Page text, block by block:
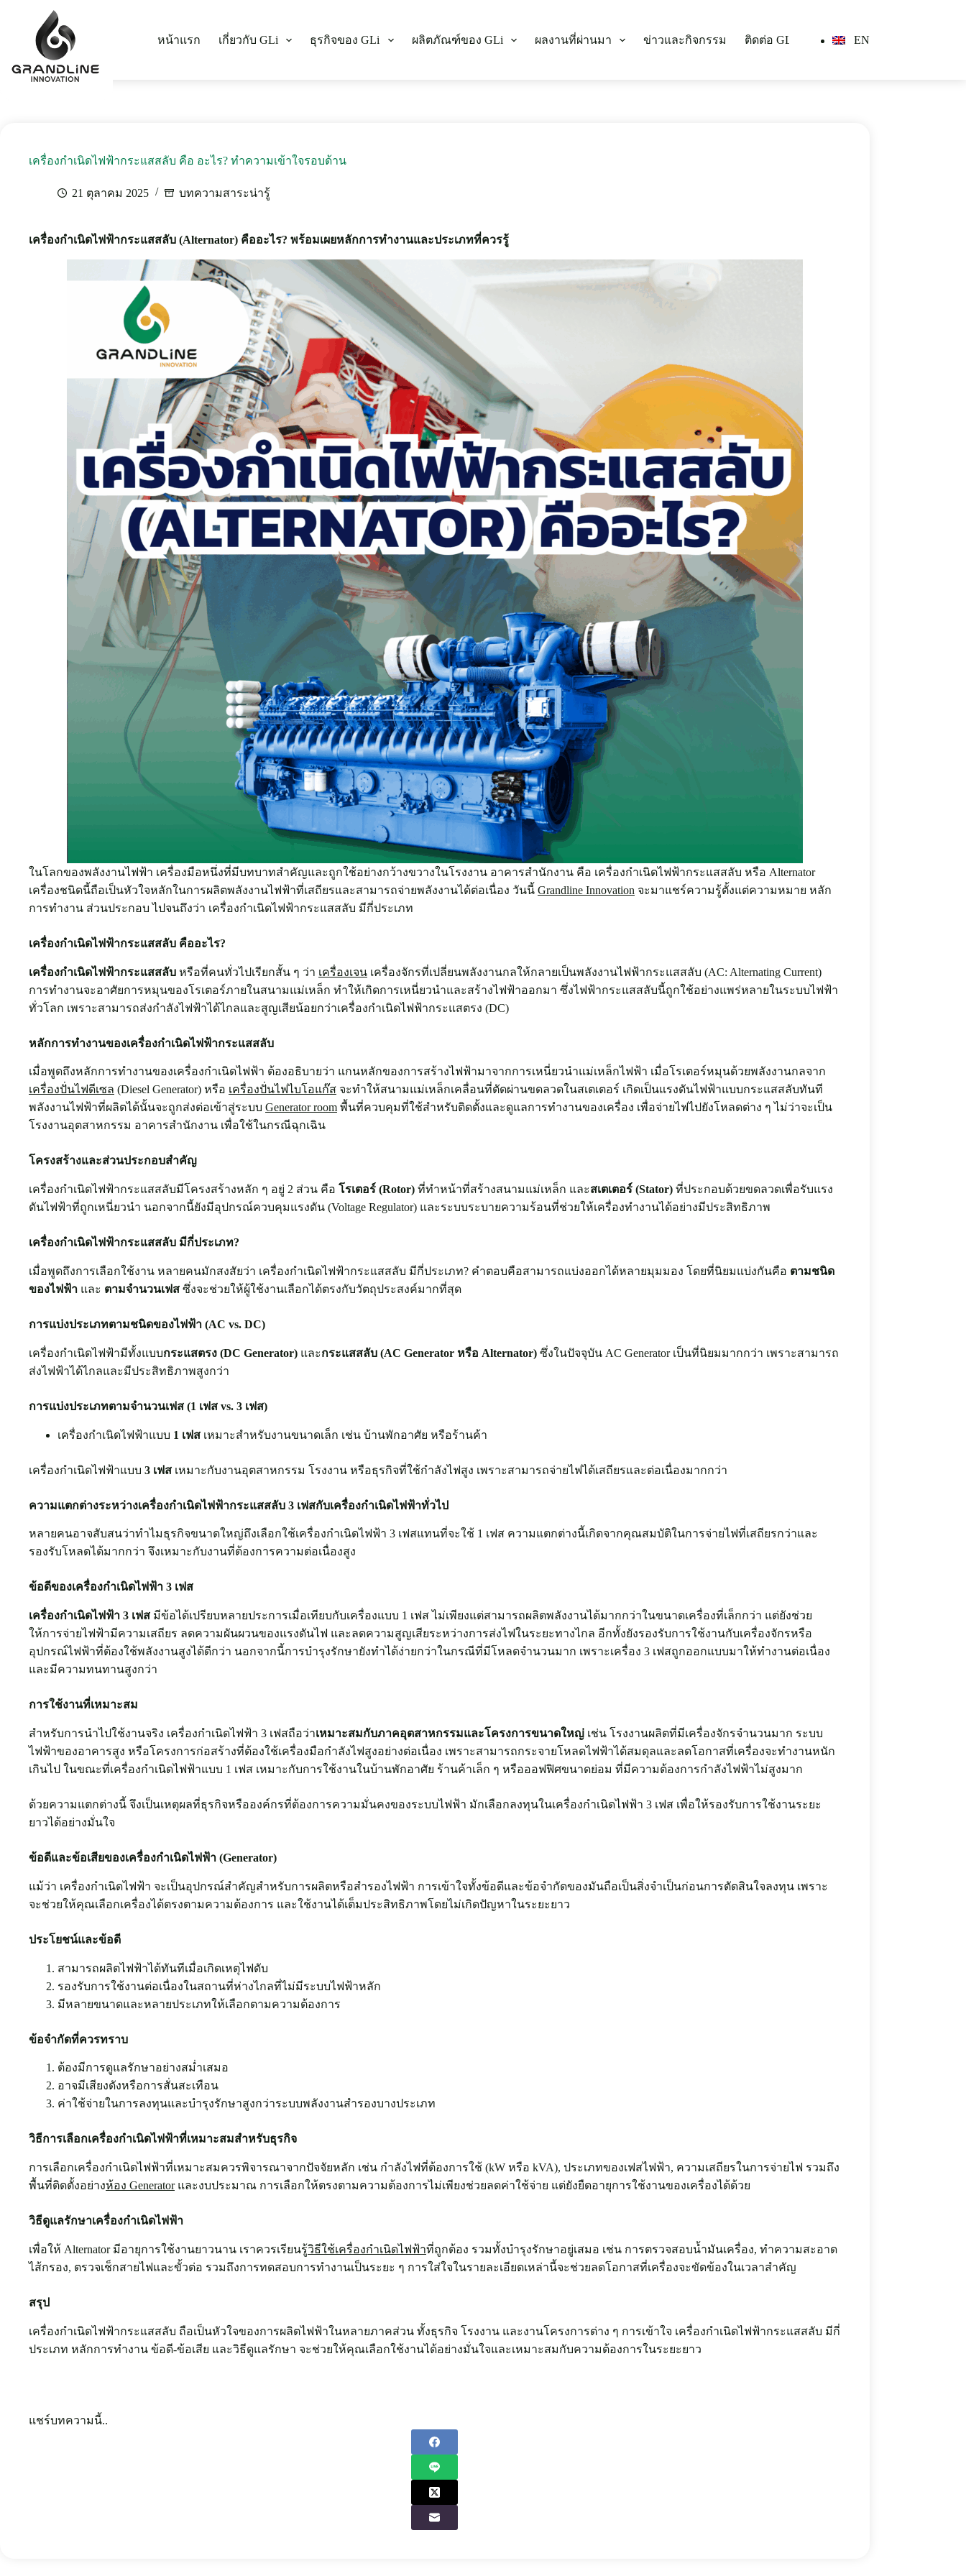
หน้าแรก เกี่ยวกับ GLi ธุรกิจของ GLi ผลิตภัณฑ์ของ GLi ผลงานที่ผ่านมา ข่าวและกิจกรรม ติดต่อ GLi EN
เครื่องกำเนิดไฟฟ้ากระแสสลับ คือ อะไร? ทำความเข้าใจรอบด้าน
21 ตุลาคม 2025 บทความสาระน่ารู้
เครื่องกำเนิดไฟฟ้ากระแสสลับ (Alternator) คืออะไร? พร้อมเผยหลักการทำงานและประเภทที่ควรรู้
ในโลกของพลังงานไฟฟ้า เครื่องมือหนึ่งที่มีบทบาทสำคัญและถูกใช้อย่างกว้างขวางในโรงงาน อาคารสำนักงาน คือ เครื่องกำเนิดไฟฟ้ากระแสสลับ หรือ Alternator
เครื่องชนิดนี้ถือเป็นหัวใจหลักในการผลิตพลังงานไฟฟ้าที่เสถียรและสามารถจ่ายพลังงานได้ต่อเนื่อง วันนี้ Grandline Innovation จะมาแชร์ความรู้ตั้งแต่ความหมาย หลัก
การทำงาน ส่วนประกอบ ไปจนถึงว่า เครื่องกําเนิดไฟฟ้ากระแสสลับ มีกี่ประเภท
เครื่องกำเนิดไฟฟ้ากระแสสลับ คืออะไร?
เครื่องกำเนิดไฟฟ้ากระแสสลับ หรือที่คนทั่วไปเรียกสั้น ๆ ว่า เครื่องเจน เครื่องจักรที่เปลี่ยนพลังงานกลให้กลายเป็นพลังงานไฟฟ้ากระแสสลับ (AC: Alternating Current)
การทำงานจะอาศัยการหมุนของโรเตอร์ภายในสนามแม่เหล็ก ทำให้เกิดการเหนี่ยวนำและสร้างไฟฟ้าออกมา ซึ่งไฟฟ้ากระแสสลับนี้ถูกใช้อย่างแพร่หลายในระบบไฟฟ้า
ทั่วโลก เพราะสามารถส่งกำลังไฟฟ้าได้ไกลและสูญเสียน้อยกว่าเครื่องกำเนิดไฟฟ้ากระแสตรง (DC)
หลักการทำงานของเครื่องกำเนิดไฟฟ้ากระแสสลับ
เมื่อพูดถึงหลักการทำงานของเครื่องกำเนิดไฟฟ้า ต้องอธิบายว่า แกนหลักของการสร้างไฟฟ้ามาจากการเหนี่ยวนำแม่เหล็กไฟฟ้า เมื่อโรเตอร์หมุนด้วยพลังงานกลจาก
เครื่องปั่นไฟดีเซล (Diesel Generator) หรือ เครื่องปั่นไฟไบโอแก๊ส จะทำให้สนามแม่เหล็กเคลื่อนที่ตัดผ่านขดลวดในสเตเตอร์ เกิดเป็นแรงดันไฟฟ้าแบบกระแสสลับทันที
พลังงานไฟฟ้าที่ผลิตได้นั้นจะถูกส่งต่อเข้าสู่ระบบ Generator room พื้นที่ควบคุมที่ใช้สำหรับติดตั้งและดูแลการทำงานของเครื่อง เพื่อจ่ายไฟไปยังโหลดต่าง ๆ ไม่ว่าจะเป็น
โรงงานอุตสาหกรรม อาคารสำนักงาน เพื่อใช้ในกรณีฉุกเฉิน
โครงสร้างและส่วนประกอบสำคัญ
เครื่องกำเนิดไฟฟ้ากระแสสลับมีโครงสร้างหลัก ๆ อยู่ 2 ส่วน คือ โรเตอร์ (Rotor) ที่ทำหน้าที่สร้างสนามแม่เหล็ก และสเตเตอร์ (Stator) ที่ประกอบด้วยขดลวดเพื่อรับแรง
ดันไฟฟ้าที่ถูกเหนี่ยวนำ นอกจากนี้ยังมีอุปกรณ์ควบคุมแรงดัน (Voltage Regulator) และระบบระบายความร้อนที่ช่วยให้เครื่องทำงานได้อย่างมีประสิทธิภาพ
เครื่องกำเนิดไฟฟ้ากระแสสลับ มีกี่ประเภท?
เมื่อพูดถึงการเลือกใช้งาน หลายคนมักสงสัยว่า เครื่องกำเนิดไฟฟ้ากระแสสลับ มีกี่ประเภท? คำตอบคือสามารถแบ่งออกได้หลายมุมมอง โดยที่นิยมแบ่งกันคือ ตามชนิด
ของไฟฟ้า และ ตามจำนวนเฟส ซึ่งจะช่วยให้ผู้ใช้งานเลือกได้ตรงกับวัตถุประสงค์มากที่สุด
การแบ่งประเภทตามชนิดของไฟฟ้า (AC vs. DC)
เครื่องกำเนิดไฟฟ้ามีทั้งแบบกระแสตรง (DC Generator) และกระแสสลับ (AC Generator หรือ Alternator) ซึ่งในปัจจุบัน AC Generator เป็นที่นิยมมากกว่า เพราะสามารถ
ส่งไฟฟ้าได้ไกลและมีประสิทธิภาพสูงกว่า
การแบ่งประเภทตามจำนวนเฟส (1 เฟส vs. 3 เฟส)
เครื่องกำเนิดไฟฟ้าแบบ 1 เฟส เหมาะสำหรับงานขนาดเล็ก เช่น บ้านพักอาศัย หรือร้านค้า
เครื่องกำเนิดไฟฟ้าแบบ 3 เฟส เหมาะกับงานอุตสาหกรรม โรงงาน หรือธุรกิจที่ใช้กำลังไฟสูง เพราะสามารถจ่ายไฟได้เสถียรและต่อเนื่องมากกว่า
ความแตกต่างระหว่างเครื่องกำเนิดไฟฟ้ากระแสสลับ 3 เฟสกับเครื่องกำเนิดไฟฟ้าทั่วไป
หลายคนอาจสับสนว่าทำไมธุรกิจขนาดใหญ่ถึงเลือกใช้เครื่องกำเนิดไฟฟ้า 3 เฟสแทนที่จะใช้ 1 เฟส ความแตกต่างนี้เกิดจากคุณสมบัติในการจ่ายไฟที่เสถียรกว่าและ
รองรับโหลดได้มากกว่า จึงเหมาะกับงานที่ต้องการความต่อเนื่องสูง
ข้อดีของเครื่องกำเนิดไฟฟ้า 3 เฟส
เครื่องกำเนิดไฟฟ้า 3 เฟส มีข้อได้เปรียบหลายประการเมื่อเทียบกับเครื่องแบบ 1 เฟส ไม่เพียงแต่สามารถผลิตพลังงานได้มากกว่าในขนาดเครื่องที่เล็กกว่า แต่ยังช่วย
ให้การจ่ายไฟฟ้ามีความเสถียร ลดความผันผวนของแรงดันไฟ และลดความสูญเสียระหว่างการส่งไฟในระยะทางไกล อีกทั้งยังรองรับการใช้งานกับเครื่องจักรหรือ
อุปกรณ์ไฟฟ้าที่ต้องใช้พลังงานสูงได้ดีกว่า นอกจากนี้การบำรุงรักษายังทำได้ง่ายกว่าในกรณีที่มีโหลดจำนวนมาก เพราะเครื่อง 3 เฟสถูกออกแบบมาให้ทำงานต่อเนื่อง
และมีความทนทานสูงกว่า
การใช้งานที่เหมาะสม
สำหรับการนำไปใช้งานจริง เครื่องกำเนิดไฟฟ้า 3 เฟสถือว่าเหมาะสมกับภาคอุตสาหกรรมและโครงการขนาดใหญ่ เช่น โรงงานผลิตที่มีเครื่องจักรจำนวนมาก ระบบ
ไฟฟ้าของอาคารสูง หรือโครงการก่อสร้างที่ต้องใช้เครื่องมือกำลังไฟสูงอย่างต่อเนื่อง เพราะสามารถกระจายโหลดไฟฟ้าได้สมดุลและลดโอกาสที่เครื่องจะทำงานหนัก
เกินไป ในขณะที่เครื่องกำเนิดไฟฟ้าแบบ 1 เฟส เหมาะกับการใช้งานในบ้านพักอาศัย ร้านค้าเล็ก ๆ หรือออฟฟิศขนาดย่อม ที่มีความต้องการกำลังไฟฟ้าไม่สูงมาก
ด้วยความแตกต่างนี้ จึงเป็นเหตุผลที่ธุรกิจหรือองค์กรที่ต้องการความมั่นคงของระบบไฟฟ้า มักเลือกลงทุนในเครื่องกำเนิดไฟฟ้า 3 เฟส เพื่อให้รองรับการใช้งานระยะ
ยาวได้อย่างมั่นใจ
ข้อดีและข้อเสียของเครื่องกำเนิดไฟฟ้า (Generator)
แม้ว่า เครื่องกำเนิดไฟฟ้า จะเป็นอุปกรณ์สำคัญสำหรับการผลิตหรือสำรองไฟฟ้า การเข้าใจทั้งข้อดีและข้อจำกัดของมันถือเป็นสิ่งจำเป็นก่อนการตัดสินใจลงทุน เพราะ
จะช่วยให้คุณเลือกเครื่องได้ตรงตามความต้องการ และใช้งานได้เต็มประสิทธิภาพโดยไม่เกิดปัญหาในระยะยาว
ประโยชน์และข้อดี
สามารถผลิตไฟฟ้าได้ทันทีเมื่อเกิดเหตุไฟดับ
รองรับการใช้งานต่อเนื่องในสถานที่ห่างไกลที่ไม่มีระบบไฟฟ้าหลัก
มีหลายขนาดและหลายประเภทให้เลือกตามความต้องการ
ข้อจำกัดที่ควรทราบ
ต้องมีการดูแลรักษาอย่างสม่ำเสมอ
อาจมีเสียงดังหรือการสั่นสะเทือน
ค่าใช้จ่ายในการลงทุนและบำรุงรักษาสูงกว่าระบบพลังงานสำรองบางประเภท
วิธีการเลือกเครื่องกำเนิดไฟฟ้าที่เหมาะสมสำหรับธุรกิจ
การเลือกเครื่องกำเนิดไฟฟ้าที่เหมาะสมควรพิจารณาจากปัจจัยหลัก เช่น กำลังไฟที่ต้องการใช้ (kW หรือ kVA), ประเภทของเฟสไฟฟ้า, ความเสถียรในการจ่ายไฟ รวมถึง
พื้นที่ติดตั้งอย่างห้อง Generatorและงบประมาณ การเลือกให้ตรงตามความต้องการไม่เพียงช่วยลดค่าใช้จ่าย แต่ยังยืดอายุการใช้งานของเครื่องได้ด้วย
วิธีดูแลรักษาเครื่องกำเนิดไฟฟ้า
เพื่อให้ Alternator มีอายุการใช้งานยาวนาน เราควรเรียนรู้วิธีใช้เครื่องกำเนิดไฟฟ้าที่ถูกต้อง รวมทั้งบำรุงรักษาอยู่เสมอ เช่น การตรวจสอบน้ำมันเครื่อง, ทำความสะอาด
ไส้กรอง, ตรวจเช็กสายไฟและขั้วต่อ รวมถึงการทดสอบการทำงานเป็นระยะ ๆ การใส่ใจในรายละเอียดเหล่านี้จะช่วยลดโอกาสที่เครื่องจะขัดข้องในเวลาสำคัญ
สรุป
เครื่องกำเนิดไฟฟ้ากระแสสลับ ถือเป็นหัวใจของการผลิตไฟฟ้าในหลายภาคส่วน ทั้งธุรกิจ โรงงาน และงานโครงการต่าง ๆ การเข้าใจ เครื่องกำเนิดไฟฟ้ากระแสสลับ มีกี่
ประเภท หลักการทำงาน ข้อดี-ข้อเสีย และวิธีดูแลรักษา จะช่วยให้คุณเลือกใช้งานได้อย่างมั่นใจและเหมาะสมกับความต้องการในระยะยาว
แชร์บทความนี้..